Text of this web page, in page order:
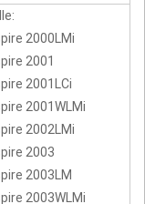
2000LMi
2001
2001LCi
2001WLMi
2002LMi
2003
2003LM
2003WLMi